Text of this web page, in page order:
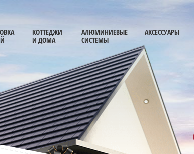
КОТТЕДЖИ
И ДОМА
АЛЮМИНИЕВЫЕ
СИСТЕМЫ
АКСЕССУАРЫ